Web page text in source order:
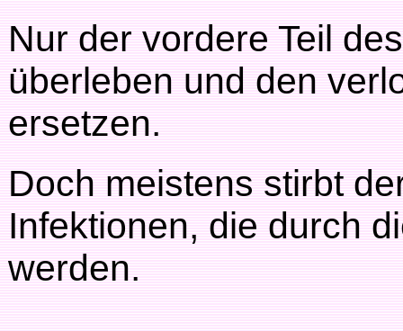
Nur der vordere Teil
überleben und den
ersetzen.
Doch meistens stirbt
Infektionen, die durch
werden.